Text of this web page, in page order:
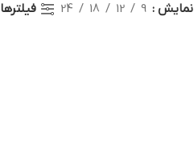
نمایش 9
12
18
24 فیلترها